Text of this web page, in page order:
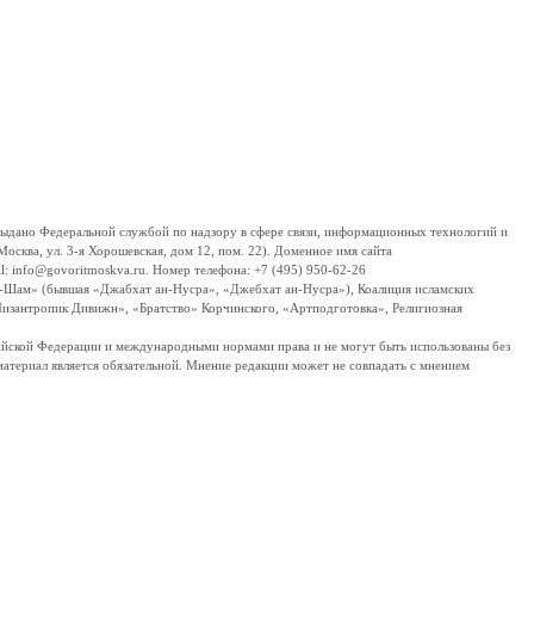
Федеральной службой по надзору в сфере связи, информационных технологий и
ул. 3-я Хорошевская, дом 12, пом. 22). Доменное имя сайта
info@govoritmoskva.ru. Номер телефона: +7 (495) 950-62-26
Шам» (бывшая «Джабхат ан-Нусра», «Джебхат ан-Нусра»), Коалиция исламских
Дивижн», «Братство» Корчинского, «Артподготовка», Религиозная
Федерации и международными нормами права и не могут быть использованы без
является обязательной. Мнение редакции может не совпадать с мнением